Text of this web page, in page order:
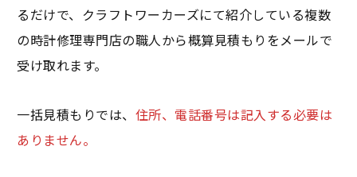
るだけで、クラフトワーカーズにて紹介している複数
の時計修理専門店の職人から概算見積もりをメールで
受け取れます。
一括見積もりでは、 住所、電話番号は記入する必要は
ありません。